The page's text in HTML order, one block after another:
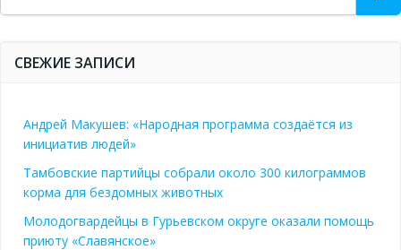
СВЕЖИЕ ЗАПИСИ
Андрей Макушев: «Народная программа создаётся из
инициатив людей»
Тамбовские партийцы собрали около 300 килограммов
корма для бездомных животных
Молодогвардейцы в Гурьевском округе оказали помощь
приюту «Славянское»